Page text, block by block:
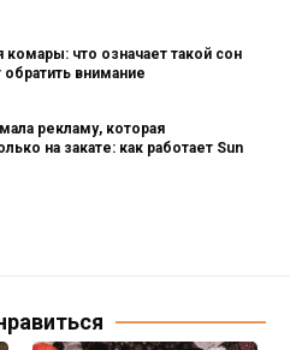
комары: что означает такой сон
обратить внимание
рекламу, которая
на закате: как работает Sun